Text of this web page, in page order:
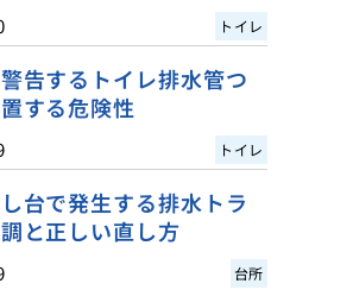
トイレ
告するトイレ排水管つ
する危険性
トイレ
台で発生する排水トラ
と正しい直し方
台所